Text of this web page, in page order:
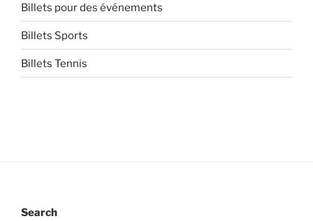
Billets pour des événements
Billets Sports
Billets Tennis
Search